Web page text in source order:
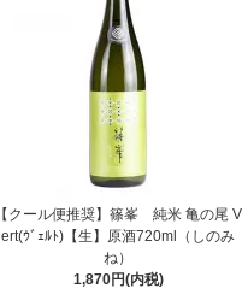
【クール便推奨】篠峯 純米 亀の尾 V
ert(ｳﾞｪﾙﾄ)【生】原酒720ml（しのみ
ね）
1,870円(内税)